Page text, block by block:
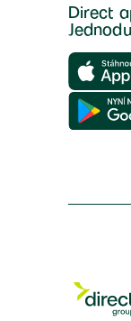
Direct